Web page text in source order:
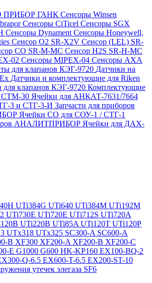
ПРИБОР ГАНК Сенсоры Winsen
Сенсоры CiTicel Сенсоры SGX
Сенсоры Dynament Сенсоры Honeywell,
Сенсор O2 SR-X2V Сенсор (LEL) SR-
CO SR-M-MC Сенсор H2S SR-H-MC
02 Сенсоры MIPEX-04 Сенсоры АХА
для клапанов КЭГ-9720 Датчики на
Датчики и комплектующие для Riken
для клапанов КЭГ-9720 Комплектующие
СТМ-30 Ячейки для АНКАТ-7631/7664
3 и СТГ-3-И Запчасти для приборов
Ячейки CO для СОУ-1 / СТГ-1
АНАЛИТПРИБОР Ячейки для ДАХ-
UTi384G UTi640 UTi384M UTi192M
UTi730E UTi720E UTi712S UTi720A
UTi220B UTi85A UTi120T UTi120P
UTx318 UTx325 SC300-A SC600-A
B XF300 XF200-A XF200-B XF200-C
E G1000 G600 HK-KP160 EX100-BQ-2
Q-6.5 EX600-T-6.5 EX200-ST-10
утечек элегаза SF6